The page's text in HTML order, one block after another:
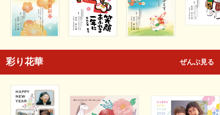
彩り花華 ぜんぶ見る